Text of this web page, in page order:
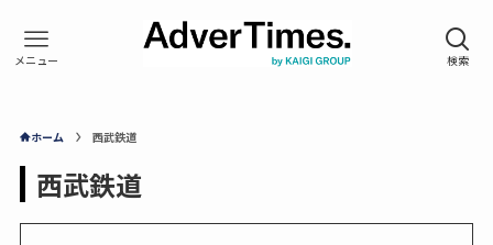
ホーム 西武鉄道
西武鉄道